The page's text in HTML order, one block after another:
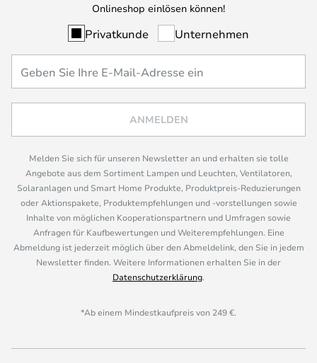
Onlineshop einlösen können!
Privatkunde Unternehmen
ANMELDEN
Melden Sie sich für unseren Newsletter an und erhalten sie tolle
Angebote aus dem Sortiment Lampen und Leuchten, Ventilatoren,
Solaranlagen und Smart Home Produkte, Produktpreis-Reduzierungen
oder Aktionspakete, Produktempfehlungen und -vorstellungen sowie
Inhalte von möglichen Kooperationspartnern und Umfragen sowie
Anfragen für Kaufbewertungen und Weiterempfehlungen. Eine
Abmeldung ist jederzeit möglich über den Abmeldelink, den Sie in jedem
Newsletter finden. Weitere Informationen erhalten Sie in der
Datenschutzerklärung.
*Ab einem Mindestkaufpreis von 249 €.